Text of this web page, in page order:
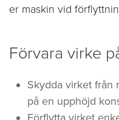
er maskin vid
Förvara virke
Skydda virket från
på en upphöjd